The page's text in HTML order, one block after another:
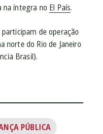
na íntegra no El País.
de operação
norte do Rio de Janeiro
Brasil).
PÚBLICA